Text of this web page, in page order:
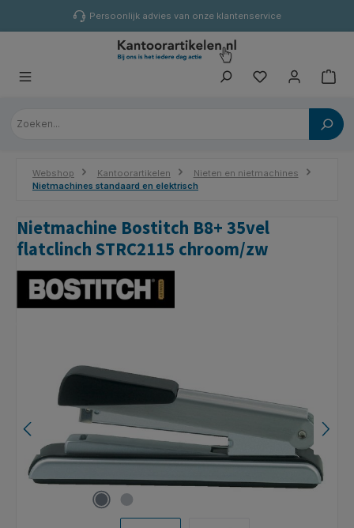
Persoonlijk advies van onze klantenservice
Webshop Kantoorartikelen
Nieten en nietmachines
Nietmachines standaard en elektrisch
Nietmachine Bostitch B8+ 35vel
flatclinch STRC2115 chroom/zw